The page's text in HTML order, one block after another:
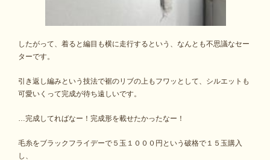
したがって、着ると編目も横に走行するという、なんとも不思議なセー
ターです。
引き返し編みという技法で裾のリブの上もフワッとして、シルエットも
可愛いくって完成が待ち遠しいです。
…完成してればなー！完成形を載せたかったなー！
毛糸をブラックフライデーで５玉１０００円という破格で１５玉購入
し、